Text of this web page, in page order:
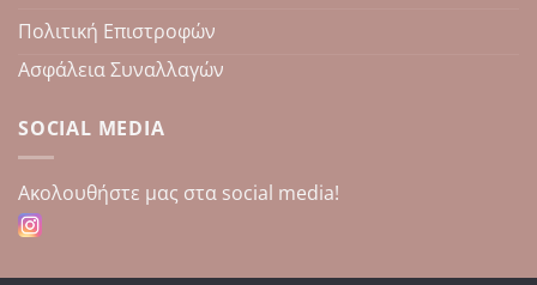
Πολιτική Επιστροφών
Ασφάλεια Συναλλαγών
SOCIAL MEDIA
Aκολουθήστε μας στα social media!